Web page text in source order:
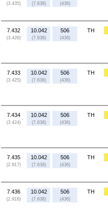
(3.435) (7.638) (436)
7.432
(3.426)
10.042
(7.638)
506
(436)
TH
7.433
(3.425)
10.042
(7.638)
506
(436)
TH
7.434
(3.424)
10.042
(7.638)
506
(436)
TH
7.435
(2.917)
10.042
(7.638)
506
(436)
TH
7.436
(2.916)
10.042
(7.638)
506
(436)
TH